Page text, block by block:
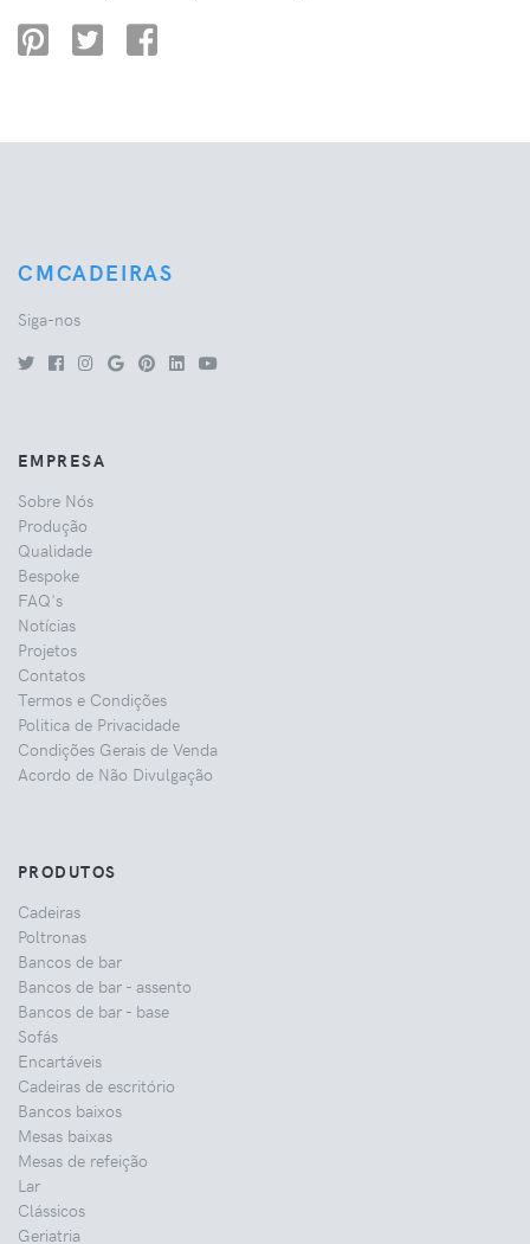
CMCADEIRAS
Siga-nos
EMPRESA
Sobre Nós
Produção
Qualidade
Bespoke
FAQ's
Notícias
Projetos
Contatos
Termos e Condições
Politica de Privacidade
Condições Gerais de Venda
Acordo de Não Divulgação
PRODUTOS
Cadeiras
Poltronas
Bancos de bar
Bancos de bar - assento
Bancos de bar - base
Sofás
Encartáveis
Cadeiras de escritório
Bancos baixos
Mesas baixas
Mesas de refeição
Lar
Clássicos
Geriatria